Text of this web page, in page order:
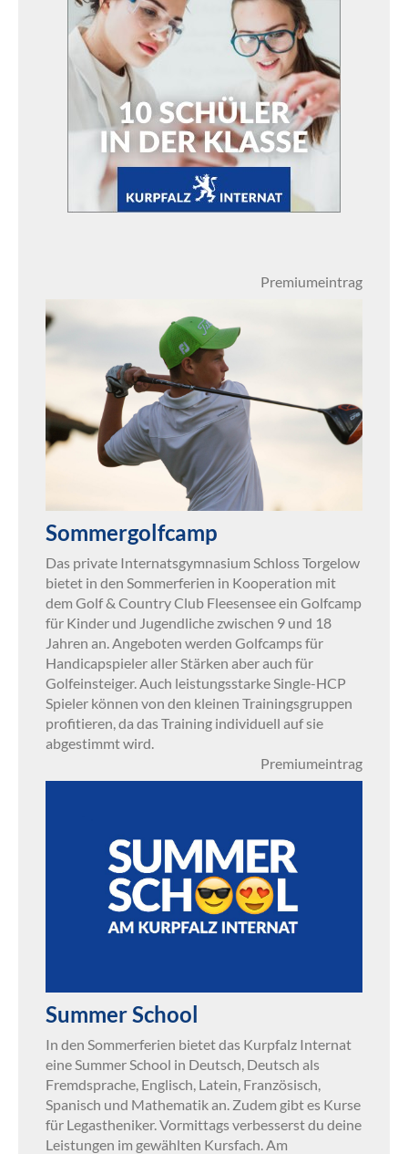
Premiumeintrag
Sommergolfcamp
Das private Internatsgymnasium Schloss Torgelow
bietet in den Sommerferien in Kooperation mit
dem Golf & Country Club Fleesensee ein Golfcamp
für Kinder und Jugendliche zwischen 9 und 18
Jahren an. Angeboten werden Golfcamps für
Handicapspieler aller Stärken aber auch für
Golfeinsteiger. Auch leistungsstarke Single-HCP
Spieler können von den kleinen Trainingsgruppen
profitieren, da das Training individuell auf sie
abgestimmt wird.
Premiumeintrag
Summer School
In den Sommerferien bietet das Kurpfalz Internat
eine Summer School in Deutsch, Deutsch als
Fremdsprache, Englisch, Latein, Französisch,
Spanisch und Mathematik an. Zudem gibt es Kurse
für Legastheniker. Vormittags verbesserst du deine
Leistungen im gewählten Kursfach. Am